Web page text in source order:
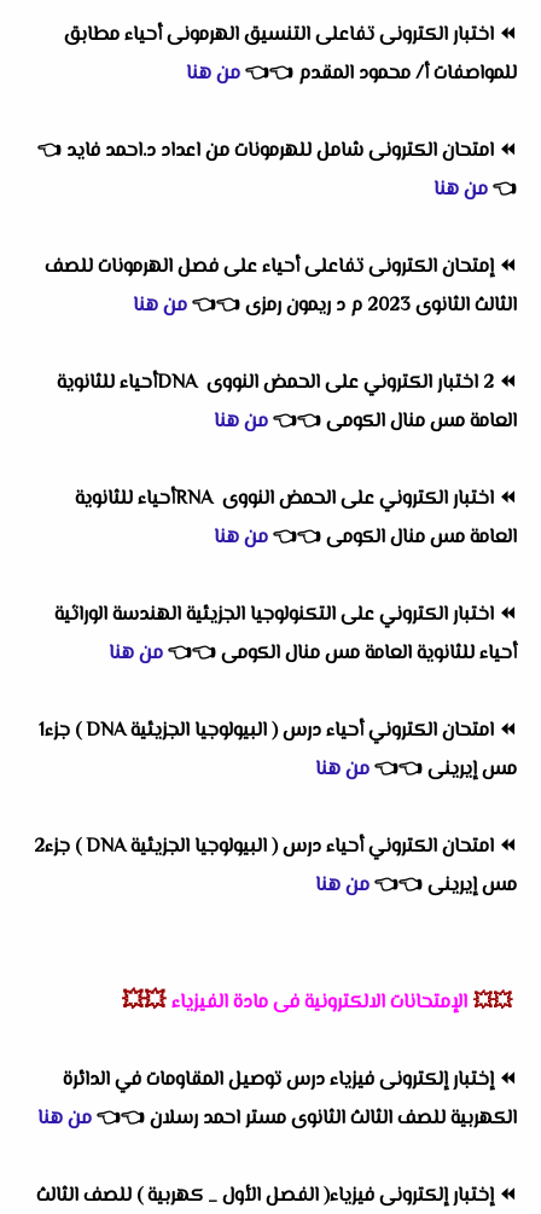
⏪ اختبار الكترونى تفاعلى التنسيق الهرمونى أحياء مطابق
للمواصفات أ/ محمود المقدم 👈
👈من هنا
⏪ امتحان الكترونى شامل للهرمونات من اعداد د.احمد فايد 👈
👈من هنا
⏪إمتحان الكترونى تفاعلى أحياء على فصل الهرمونات للصف
الثالث الثانوى 2023 م د ريمون رمزى
👈
👈من هنا
⏪
2 اختبار الكتروني على الحمض النووى DNAأحياء للثانوية
العامة مس منال الكومى👈
👈من هنا
⏪
اختبار الكتروني على الحمض النووى RNAأحياء للثانوية
العامة مس منال الكومى👈
👈من هنا
⏪ اختبار الكتروني على التكنولوجيا الجزيئية الهندسة الوراثية
أحياء للثانوية العامة مس منال الكومى👈
👈من هنا
⏪
امتحان الكتروني أحياء درس ( البيولوجيا الجزيئية DNA ) جزء1
مس إيرينى👈
👈من هنا
⏪
امتحان الكتروني أحياء درس ( البيولوجيا الجزيئية DNA ) جزء2
مس إيرينى👈
👈من هنا
💥💥 الإمتحانات الالكترونية فى مادة الفيزياء 💥💥
⏪إختبار إلكترونى فيزياء درس توصيل المقاومات في الدائرة
الكهربية للصف الثالث الثانوى مستر احمد رسلان👈
👈من هنا
⏪إختبار إلكترونى فيزياء( الفصل الأول _ كهربية ) للصف الثالث